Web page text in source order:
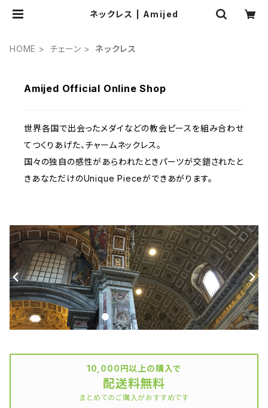
ネックレス | Amijed
HOME チェーン ネックレス
Amijed Official Online Shop
世界各国で出会ったメダイなどの教会ピースを組み合わせ
てつくりあげた、チャームネックレス。
国々の独自の感性があらわれたときパーツが交錯されたと
きあなただけのUnique Pieceができあがります。
10,000円以上の購入で
配送料無料
まとめてのご購入がおすすめです